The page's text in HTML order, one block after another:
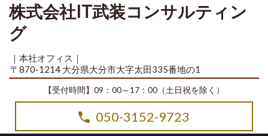
株式会社IT武装コンサルティン
グ
｜本社オフィス｜
〒870-1214 大分県大分市大字太田335番地の1
【受付時間】09：00～17：00（土日祝を除く）
050-3152-9723